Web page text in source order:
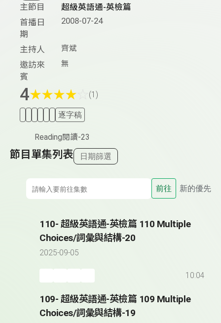
主節目
超級英語通-英檢篇
首播日
期
2008-07-24
主持人 齊斌
邀訪來
賓
無
4★★★★ (1)
逐字稿
Reading閱讀-23
節目單集列表 日期篩選
前往 新的優先
110- 超級英語通-英檢篇 110 Multiple
Choices/詞彙與結構-20
2025-09-05
10:04
109- 超級英語通-英檢篇 109 Multiple
Choices/詞彙與結構-19